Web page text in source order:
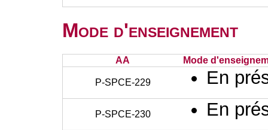
Mode d'enseignement
AA Mode
P-SPCE-229 En
P-SPCE-230 En